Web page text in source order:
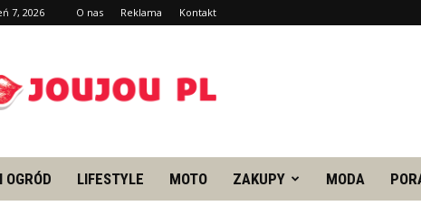
7, 2026 O nas Reklama Kontakt
OGRÓD LIFESTYLE MOTO ZAKUPY MODA